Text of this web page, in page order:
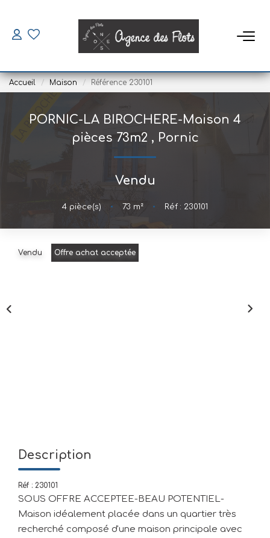
SAISONNIERS
Louer
Mettre En Location
Location À L'année
Accueil Maison Référence 230101
PORNIC-LA BIROCHERE-Maison 4
pièces 73m2 , Pornic
Vendu
4 pièce(s) • 73 m² • Réf : 230101
Vendu Offre achat acceptée
Description
Réf : 230101
SOUS OFFRE ACCEPTEE-BEAU POTENTIEL-
Maison idéalement placée dans un quartier très
recherché composé d'une maison principale avec